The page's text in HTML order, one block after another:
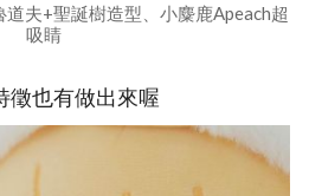
夫+聖誕樹造型、小麋鹿Apeach超
吸睛
徵也有做出來喔